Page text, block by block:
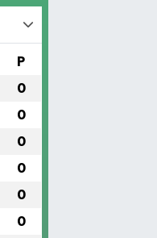
P
0
0
0
0
0
0